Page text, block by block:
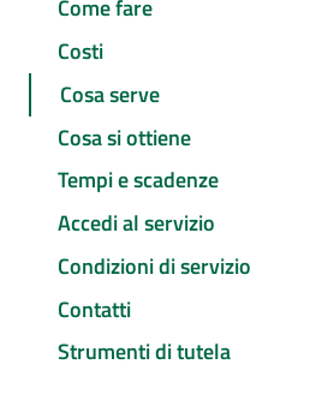
Come fare
Costi
Cosa serve
Cosa si ottiene
Tempi e scadenze
Accedi al servizio
Condizioni di servizio
Contatti
Strumenti di tutela